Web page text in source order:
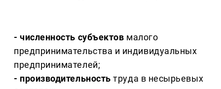
- численность субъектов малого
предпринимательства и индивидуальных
предпринимателей;
- производительность труда в несырьевых